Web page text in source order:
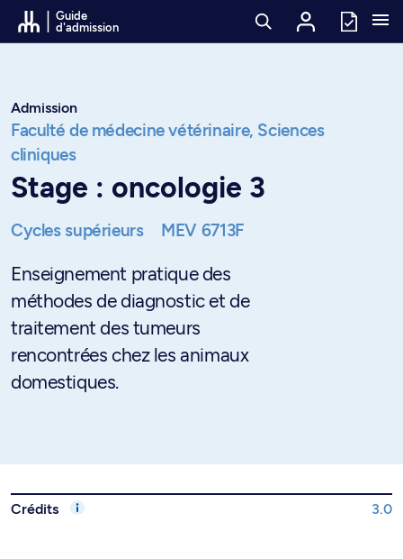
Passer au contenu
Guide
d'admission
Admission
Faculté de médecine vétérinaire, Sciences
cliniques
Stage : oncologie 3
Cycles supérieurs MEV 6713F
Enseignement pratique des
méthodes de diagnostic et de
traitement des tumeurs
rencontrées chez les animaux
domestiques.
Crédits 3.0